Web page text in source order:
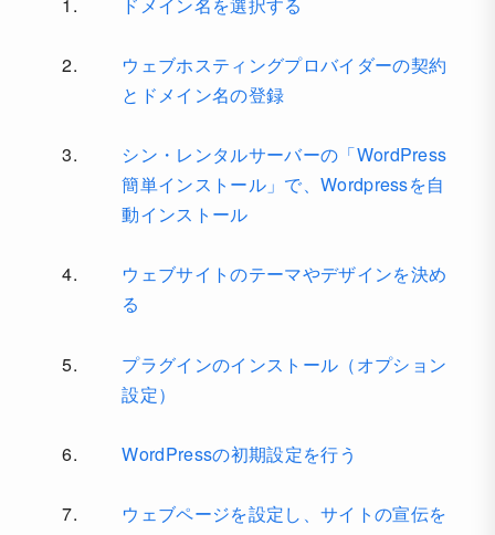
ウェブホスティングプロバイダーの契約
とドメイン名の登録
シン・レンタルサーバーの「WordPress
簡単インストール」で、Wordpressを自
動インストール
ウェブサイトのテーマやデザインを決め
る
プラグインのインストール（オプション
設定）
WordPressの初期設定を行う
ウェブページを設定し、サイトの宣伝を